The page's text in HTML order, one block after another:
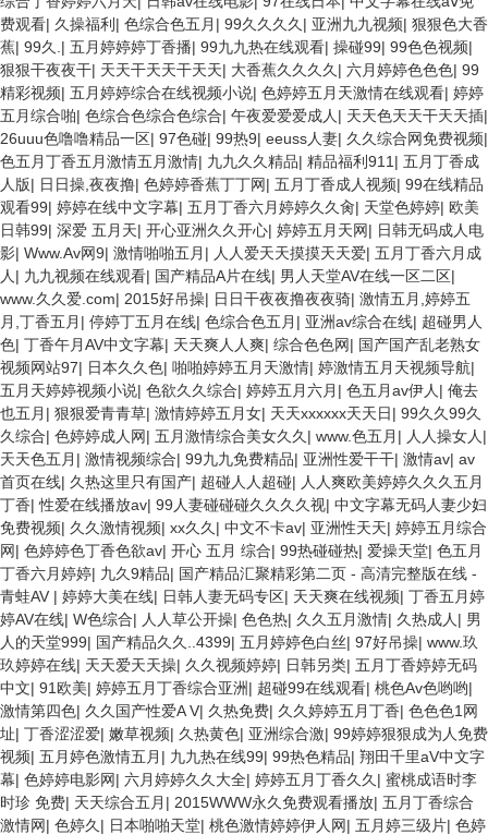
费观看| 久操福利| 色综合色五月 | 99久久久久 | 亚洲九九视频| 狠狠色大香
蕉| 99久. | 五月婷婷婷丁香播| 99九九热在线观看| 操碰99| 99色色视频|
狠狠干夜夜干| 天天干天天干天天| 大香蕉久久久久 | 六月婷婷色色色| 99
精彩视频| 五月婷婷综合在线视频小说| 色婷婷五月天激情在线观看| 婷婷
五月综合啪| 色综合色综合色综合| 午夜爱爱爱成人 | 天天色天天干天天插|
26uuu色噜噜精品一区| 97色碰| 99热9| eeuss人妻| 久久综合网免费视频|
色五月丁香五月激情五月激情| 九九久久精品| 精品福利911 | 五月丁香成
人版| 日日操,夜夜撸| 色婷婷香蕉丁丁网| 五月丁香成人视频| 99在线精品
观看99| 婷婷在线中文字幕| 五月丁香六月婷婷久久肏| 天堂色婷婷| 欧美
日韩99| 深爱 五月天| 开心亚洲久久开心| 婷婷五月天网| 日韩无码成人电
影| Www.Av网9| 激情啪啪五月 | 人人爱天天摸摸天天爱| 五月丁香六月成
人 | 九九视频在线观看| 国产精品A片在线| 男人天堂AV在线一区二区|
www.久久爱.com| 2015好吊操| 日日干夜夜撸夜夜骑| 激情五月,婷婷五
月,丁香五月 | 停婷丁五月在线| 色综合色五月 | 亚洲av综合在线| 超碰男人
色| 丁香午月AV中文字幕| 天天爽人人爽| 综合色色网| 国产国产乱老熟女
视频网站97| 日本久久色| 啪啪婷婷五月天激情| 婷激情五月天视频导航|
五月天婷婷视频小说| 色欲久久综合| 婷婷五月六月 | 色五月av伊人 | 俺去
也五月 | 狠狠爱青青草| 激情婷婷五月女| 天天xxxxxx天天日| 99久久99久
久综合| 色婷婷成人网| 五月激情综合美女久久 | www.色五月 | 人人操女人 |
天天色五月 | 激情视频综合| 99九九免费精品| 亚洲性爱干干| 激情av| av
首页在线| 久热这里只有国产| 超碰人人超碰| 人人爽欧美婷婷久久久五月
丁香|性爱在线播放av| 99人妻碰碰碰久久久久视| 中文字幕无码人妻少妇
免费视频| 久久激情视频| xx久久 | 中文不卡av| 亚洲性天天| 婷婷五月综合
网| 色婷婷色丁香色欲av| 开心 五月 综合| 99热碰碰热| 爱操天堂| 色五月
丁香六月婷婷| 九久9精品| 国产精品汇聚精彩第二页 - 高清完整版在线 -
青蛙AV | 婷婷大美在线| 日韩人妻无码专区| 天天爽在线视频| 丁香五月婷
婷AV在线| W色综合| 人人草公开操| 色色热| 久久五月激情| 久热成人 | 男
人的天堂999| 国产精品久久..4399| 五月婷婷色白丝| 97好吊操| www.玖
玖婷婷在线| 天天爱天天操| 久久视频婷婷| 日韩另类| 五月丁香婷婷无码
中文| 91欧美| 婷婷五月丁香综合亚洲| 超碰99在线观看| 桃色Av色哟哟|
激情第四色| 久久国产性爱A V| 久热免费| 久久婷婷五月丁香| 色色色1网
址| 丁香涩涩爱| 嫩草视频| 久热黄色| 亚洲综合激| 99婷婷狠狠成为人免费
视频| 五月婷色激情五月 | 九九热在线99| 99热色精品| 翔田千里aV中文字
幕| 色婷婷电影网| 六月婷婷久久大全| 婷婷五月丁香久久 | 蜜桃成语时李
时珍 免费| 天天综合五月 | 2015WWW永久免费观看播放| 五月丁香综合
激情网| 色婷久 | 日本啪啪天堂| 桃色激情婷婷伊人网| 五月婷三级片| 色婷